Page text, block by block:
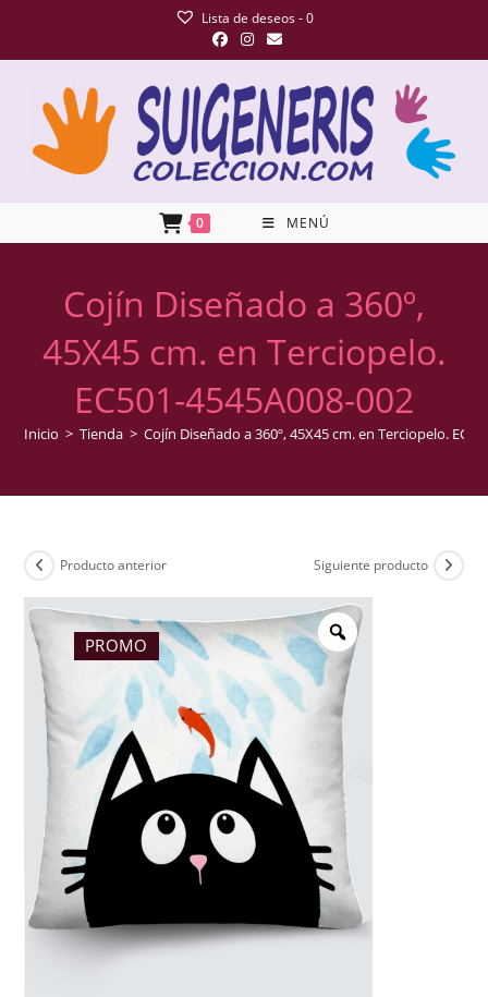
Lista de deseos -0
0 MENÚ
Cojín Diseñado a 360º,
45X45 cm. en Terciopelo.
EC501-4545A008-002
Inicio > Tienda > Cojín Diseñado a 360º, 45X45 cm. en Terciopelo.
PROMO
Producto anterior Siguiente producto